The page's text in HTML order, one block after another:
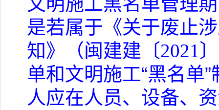
是若属于《关于废止
知》（闽建建〔2021 〕
单和文明施工“黑名单
人应在人员、设备、